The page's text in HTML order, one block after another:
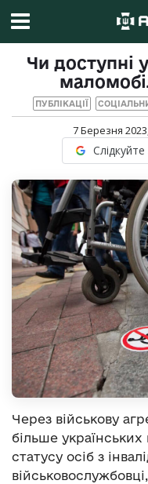
Чи доступні
ПУБЛІКАЦІЇ
7 Березня
Через військову
більше
статусу осіб з